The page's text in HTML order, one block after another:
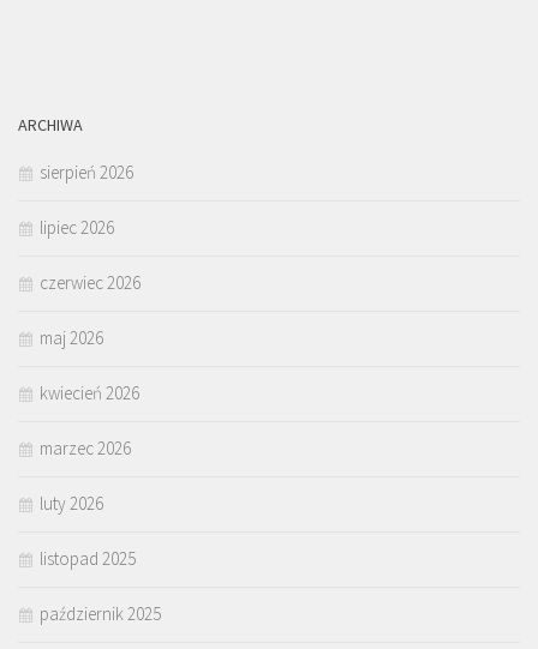
ARCHIWA
sierpień 2026
lipiec 2026
czerwiec 2026
maj 2026
kwiecień 2026
marzec 2026
luty 2026
listopad 2025
październik 2025